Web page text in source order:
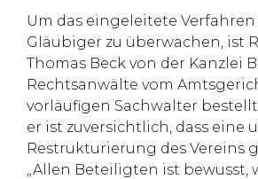
Um das eingeleitete
Gläubiger zu überwachen, ist
Thomas Beck von der Kanzlei
Rechtsanwälte vom
vorläufigen Sachwalter
er ist zuversichtlich, dass eine
Restrukturierung des Vereins
„Allen Beteiligten ist bewusst,